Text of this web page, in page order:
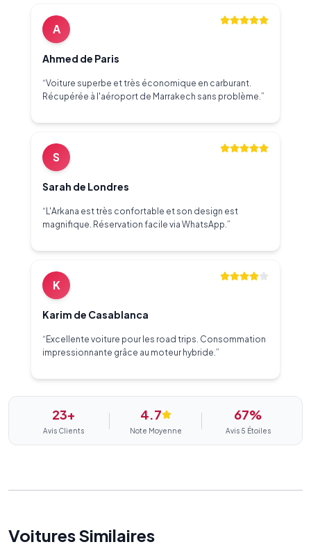
A
Ahmed de Paris
“Voiture superbe et très économique en carburant.
Récupérée à l'aéroport de Marrakech sans problème.”
S
Sarah de Londres
“ L'Arkana est très confortable et son design est
magnifique. Réservation facile via WhatsApp.”
K
Karim de Casablanca
“ Excellente voiture pour les road trips. Consommation
impressionnante grâce au moteur hybride.”
23+
Avis Clients
4.7
Note Moyenne
67%
Avis 5 Étoiles
Voitures Similaires